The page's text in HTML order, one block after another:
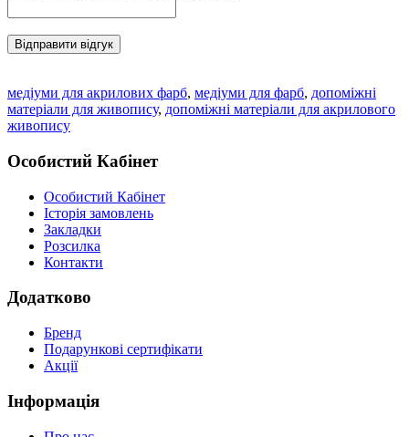
Відправити відгук
медіуми для акрилових фарб, медіуми для фарб, допоміжні
матеріали для живопису, допоміжні матеріали для акрилового
живопису
Особистий Кабінет
Особистий Кабінет
Історія замовлень
Закладки
Розсилка
Контакти
Додатково
Бренд
Подарункові сертифікати
Акції
Інформація